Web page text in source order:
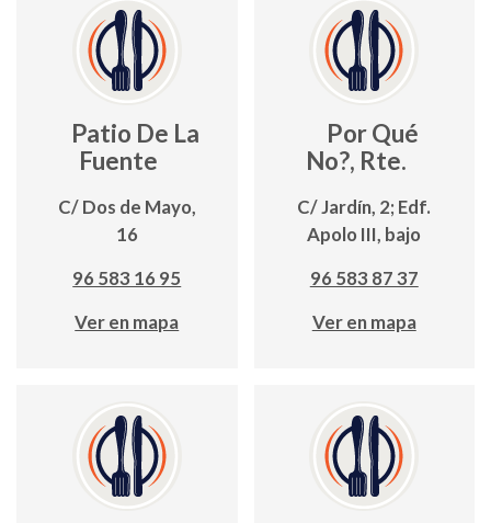
Patio De La
Fuente
C/ Dos de Mayo,
16
96 583 16 95
Ver en mapa
Por Qué
No?, Rte.
C/ Jardín, 2; Edf.
Apolo III, bajo
96 583 87 37
Ver en mapa